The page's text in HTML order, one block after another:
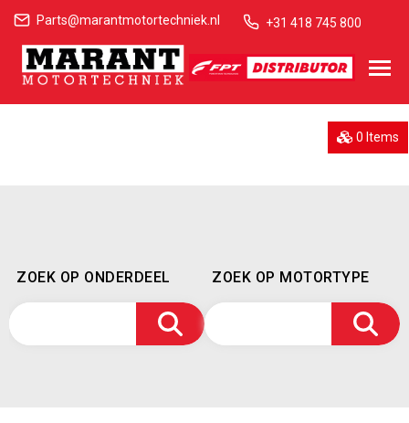
Parts@marantmotortechniek.nl +31 418 745 800
0 Items
ZOEK OP ONDERDEEL ZOEK OP MOTORTYPE